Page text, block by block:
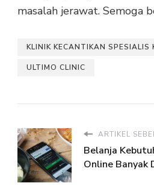
masalah jerawat. Semoga
KLINIK KECANTIKAN SPESIALIS
ULTIMO CLINIC
ARTIKEL
Belanja
Online Banyak